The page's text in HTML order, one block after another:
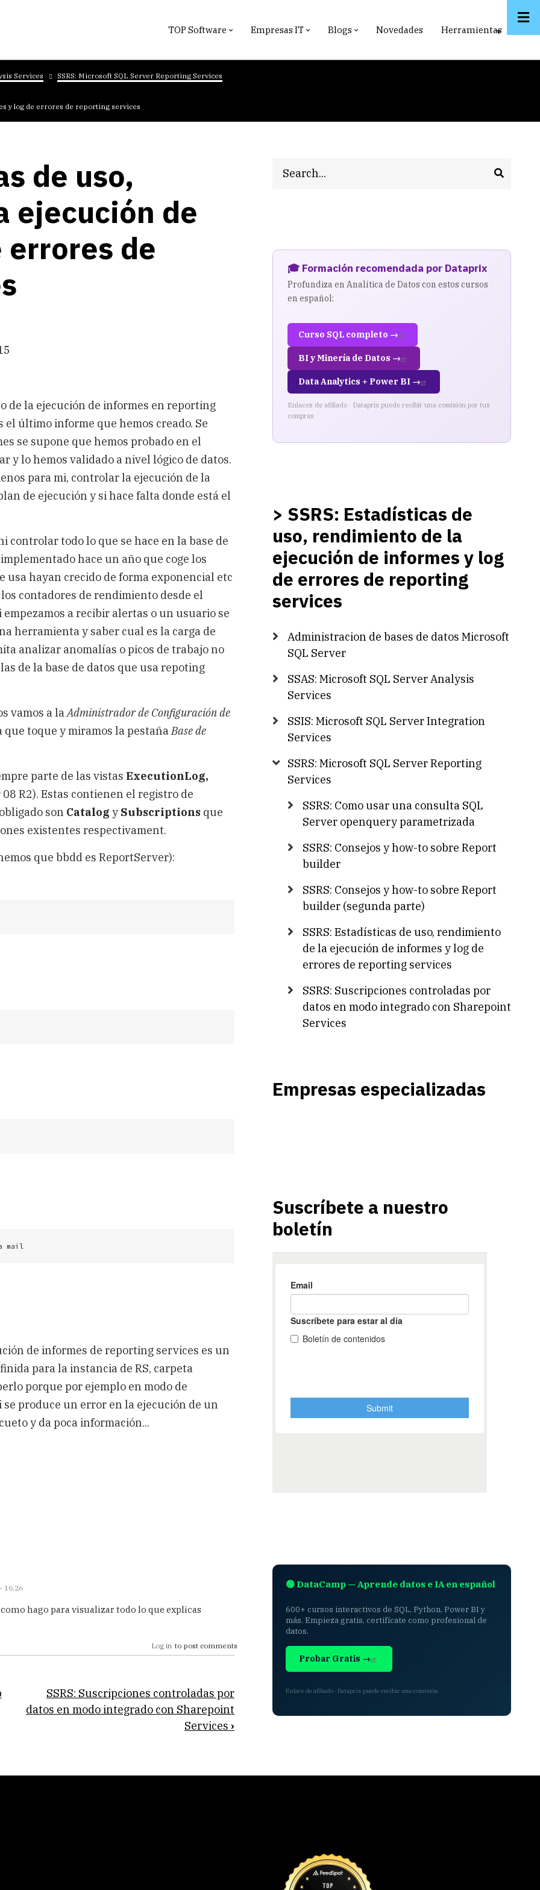
TOP Software Empresas IT Blogs Novedades Herramientas
Services SSRS: Microsoft SQL Server Reporting Services
y log de errores de reporting services
de uso,
ejecución de
de
de la ejecución de informes en reporting
el último informe que hemos creado. Se
se supone que hemos probado en el
y lo hemos validado a nivel lógico de datos.
para mi, controlar la ejecución de la
de ejecución y si hace falta donde está el
controlar todo lo que se hace en la base de
hace un año que coge los
usa hayan crecido de forma exponencial etc
contadores de rendimiento desde el
a recibir alertas o un usuario se
herramienta y saber cual es la carga de
analizar anomalías o picos de trabajo no
de la base de datos que usa repoting
vamos a laAdministrador de Configuración de
que toque y miramos la pestañaBase de
parte de las vistas ExecutionLog,
R2). Estas contienen el registro de
son Catalog y Subscriptions que
existentes respectivament.
que bbdd es ReportServer):
mail
de informes de reporting services es un
para la instancia de RS, carpeta
porque por ejemplo en modo de
produce un error en la ejecución de un
y da poca información...
16:26
hago para visualizar todo lo que explicas
Log in to post comments
SSRS: Suscripciones controladas por
datos en modo integrado con Sharepoint
Services ›
🎓 Formación recomendada por Dataprix
Profundiza en Analítica de Datos con estos cursos
en español:
Curso SQL completo →
BI y Minería de Datos →
Data Analytics + Power BI →
Enlaces de afiliado · Dataprix puede recibir una comisión por tus
compras
> SSRS: Estadísticas de
uso, rendimiento de la
ejecución de informes y log
de errores de reporting
services
Administracion de bases de datos Microsoft
SQL Server
SSAS: Microsoft SQL Server Analysis
Services
SSIS: Microsoft SQL Server Integration
Services
SSRS: Microsoft SQL Server Reporting
Services
SSRS: Como usar una consulta SQL
Server openquery parametrizada
SSRS: Consejos y how-to sobre Report
builder
SSRS: Consejos y how-to sobre Report
builder (segunda parte)
SSRS: Estadísticas de uso, rendimiento
de la ejecución de informes y log de
errores de reporting services
SSRS: Suscripciones controladas por
datos en modo integrado con Sharepoint
Services
Empresas especializadas
Suscríbete a nuestro
boletín
🟢 DataCamp — Aprende datos e IA en español
600+ cursos interactivos de SQL, Python, Power BI y
más. Empieza gratis, certifícate como profesional de
datos.
Probar Gratis →
Enlace de afiliado · Dataprix puede recibir una comisión